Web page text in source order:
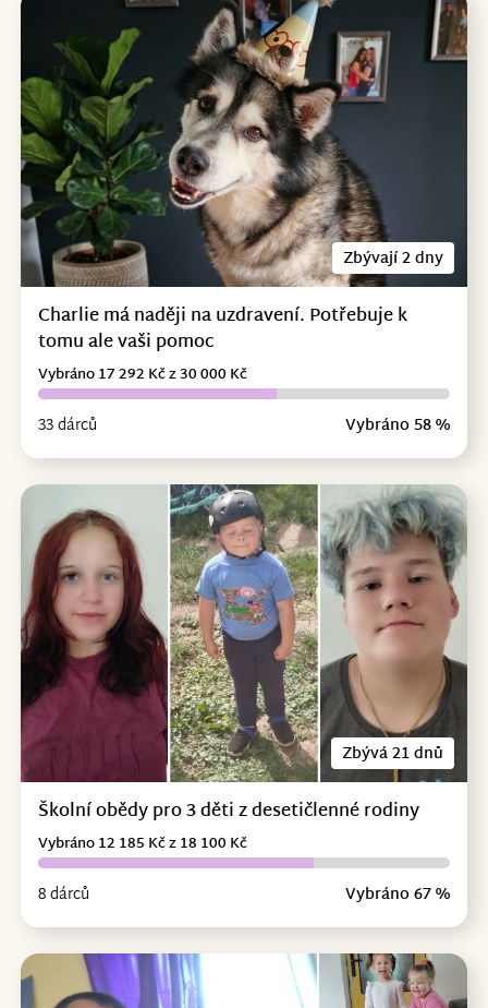
Zbývají 2 dny
Charlie má naději na uzdravení. Potřebuje k
tomu ale vaši pomoc
33 dárců Vybráno 58 %
Vybráno 17 292 Kč z 30 000 Kč
Zbývá 21 dnů
Školní obědy pro 3 děti z desetičlenné rodiny
8 dárců Vybráno 67 %
Vybráno 12 185 Kč z 18 100 Kč